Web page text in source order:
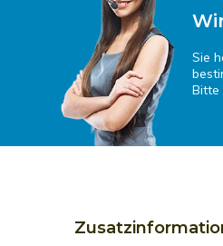
Sie
Bitte